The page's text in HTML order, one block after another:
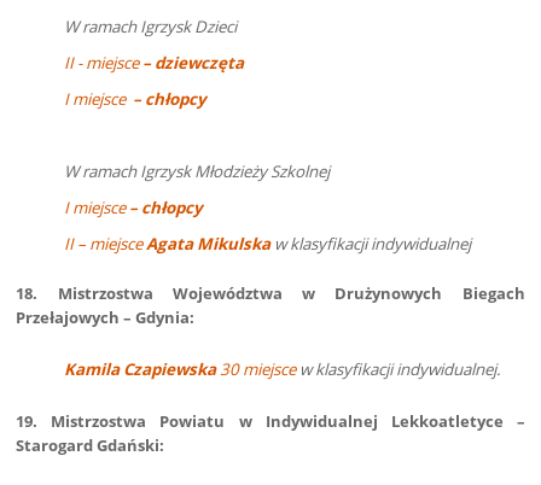
W ramach Igrzysk Dzieci
II - miejsce– dziewczęta
I miejsce– chłopcy
W ramach Igrzysk Młodzieży Szkolnej
I miejsce– chłopcy
II – miejsceAgata Mikulska w klasyfikacji indywidualnej
18. Mistrzostwa Województwa w Drużynowych Biegach
Przełajowych – Gdynia:
Kamila Czapiewska30 miejsce w klasyfikacji indywidualnej.
19. Mistrzostwa Powiatu w Indywidualnej Lekkoatletyce –
Starogard Gdański: